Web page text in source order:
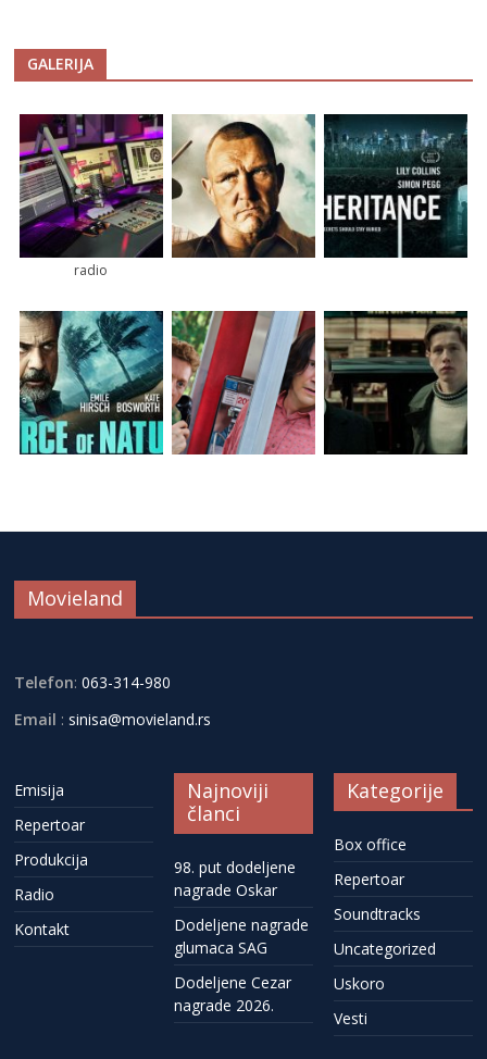
GALERIJA
radio
Movieland
Telefon: 063-314-980
Email : sinisa@movieland.rs
Emisija
Repertoar
Produkcija
Radio
Kontakt
Najnoviji
članci
98. put dodeljene
nagrade Oskar
Dodeljene nagrade
glumaca SAG
Dodeljene Cezar
nagrade 2026.
Kategorije
Box office
Repertoar
Soundtracks
Uncategorized
Uskoro
Vesti